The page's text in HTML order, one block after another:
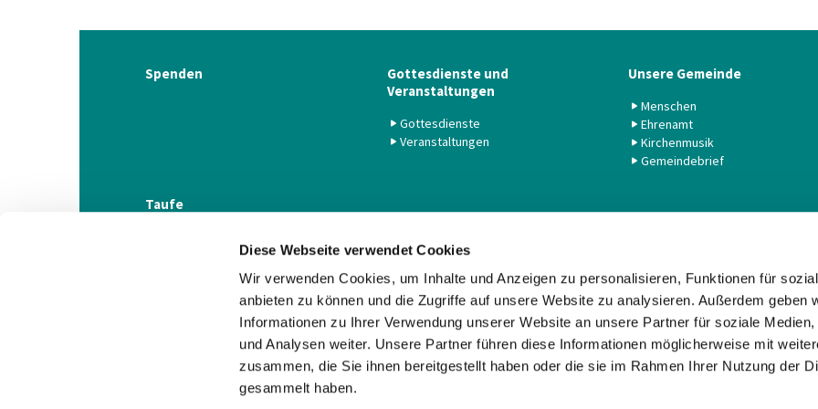
Diese Webseite verwendet Cookies
Wir verwenden Cookies, um Inhalte und Anzeigen zu personalisieren, Funktionen für
anbieten zu können und die Zugriffe auf unsere Website zu analysieren. Außerdem geben
Informationen zu Ihrer Verwendung unserer Website an unsere Partner für soziale Medien,
und Analysen weiter. Unsere Partner führen diese Informationen möglicherweise mit
zusammen, die Sie ihnen bereitgestellt haben oder die sie im Rahmen Ihrer Nutzung der
gesammelt haben.
Spenden
Gottesdienste und
Veranstaltungen
Gottesdienste
Veranstaltungen
Unsere Gemeinde
Menschen
Ehrenamt
Kirchenmusik
Gemeindebrief
Taufe
Evangelische Kirchengemeinde Alt-Tempelhof und Michael
· Kaiserin-Augusta-Str. 23, 12103 Berlin
+030 752 80 63
buero@atm-evangelisch.de
Kontaktinformationen Impressum Datenschutz